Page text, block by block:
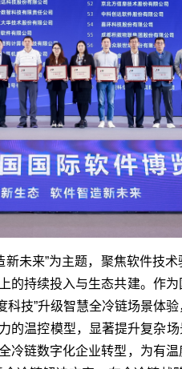
未来”为主题，聚焦软件技
持续投入与生态共建。作为
技”升级智慧全冷链场景体
的温控模型，显著提升复杂
冷链数字化企业转型，为有